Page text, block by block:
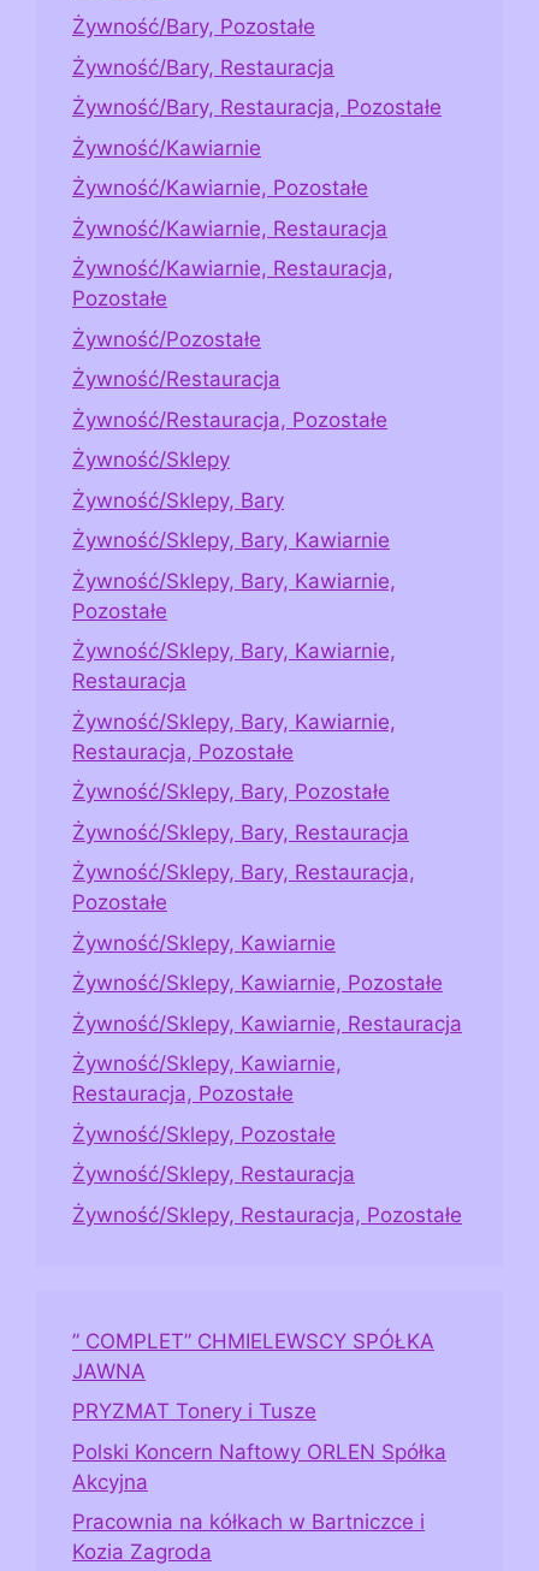
Żywność/Bary, Pozostałe
Żywność/Bary, Restauracja
Żywność/Bary, Restauracja, Pozostałe
Żywność/Kawiarnie
Żywność/Kawiarnie, Pozostałe
Żywność/Kawiarnie, Restauracja
Żywność/Kawiarnie, Restauracja,
Pozostałe
Żywność/Pozostałe
Żywność/Restauracja
Żywność/Restauracja, Pozostałe
Żywność/Sklepy
Żywność/Sklepy, Bary
Żywność/Sklepy, Bary, Kawiarnie
Żywność/Sklepy, Bary, Kawiarnie,
Pozostałe
Żywność/Sklepy, Bary, Kawiarnie,
Restauracja
Żywność/Sklepy, Bary, Kawiarnie,
Restauracja, Pozostałe
Żywność/Sklepy, Bary, Pozostałe
Żywność/Sklepy, Bary, Restauracja
Żywność/Sklepy, Bary, Restauracja,
Pozostałe
Żywność/Sklepy, Kawiarnie
Żywność/Sklepy, Kawiarnie, Pozostałe
Żywność/Sklepy, Kawiarnie, Restauracja
Żywność/Sklepy, Kawiarnie,
Restauracja, Pozostałe
Żywność/Sklepy, Pozostałe
Żywność/Sklepy, Restauracja
Żywność/Sklepy, Restauracja, Pozostałe
” COMPLET” CHMIELEWSCY SPÓŁKA
JAWNA
PRYZMAT Tonery i Tusze
Polski Koncern Naftowy ORLEN Spółka
Akcyjna
Pracownia na kółkach w Bartniczce i
Kozia Zagroda